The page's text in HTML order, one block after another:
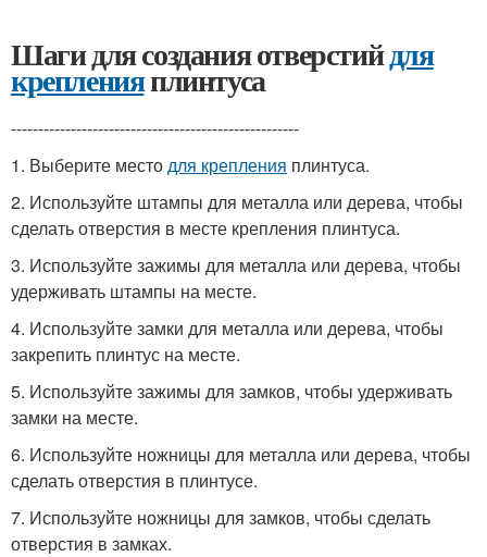
Шаги для создания отверстийдля
крепленияплинтуса
-----------------------------------------------------
1. Выберите местодля крепления плинтуса.
2. Используйте штампы для металла или дерева, чтобы
сделать отверстия в месте крепления плинтуса.
3. Используйте зажимы для металла или дерева, чтобы
удерживать штампы на месте.
4. Используйте замки для металла или дерева, чтобы
закрепить плинтус на месте.
5. Используйте зажимы для замков, чтобы удерживать
замки на месте.
6. Используйте ножницы для металла или дерева, чтобы
сделать отверстия в плинтусе.
7. Используйте ножницы для замков, чтобы сделать
отверстия в замках.